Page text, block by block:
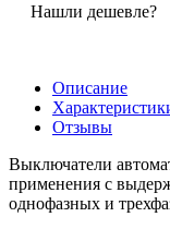
Нашли дешевле?
Описание
Отзывы
Выключатели
применения с
однофазных и